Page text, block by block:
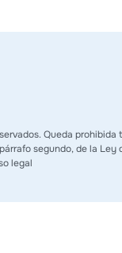
Queda
segundo, de la Ley
legal